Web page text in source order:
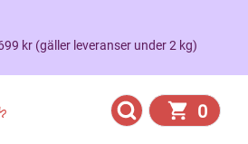
kr (gäller leveranser under 2 kg)
0